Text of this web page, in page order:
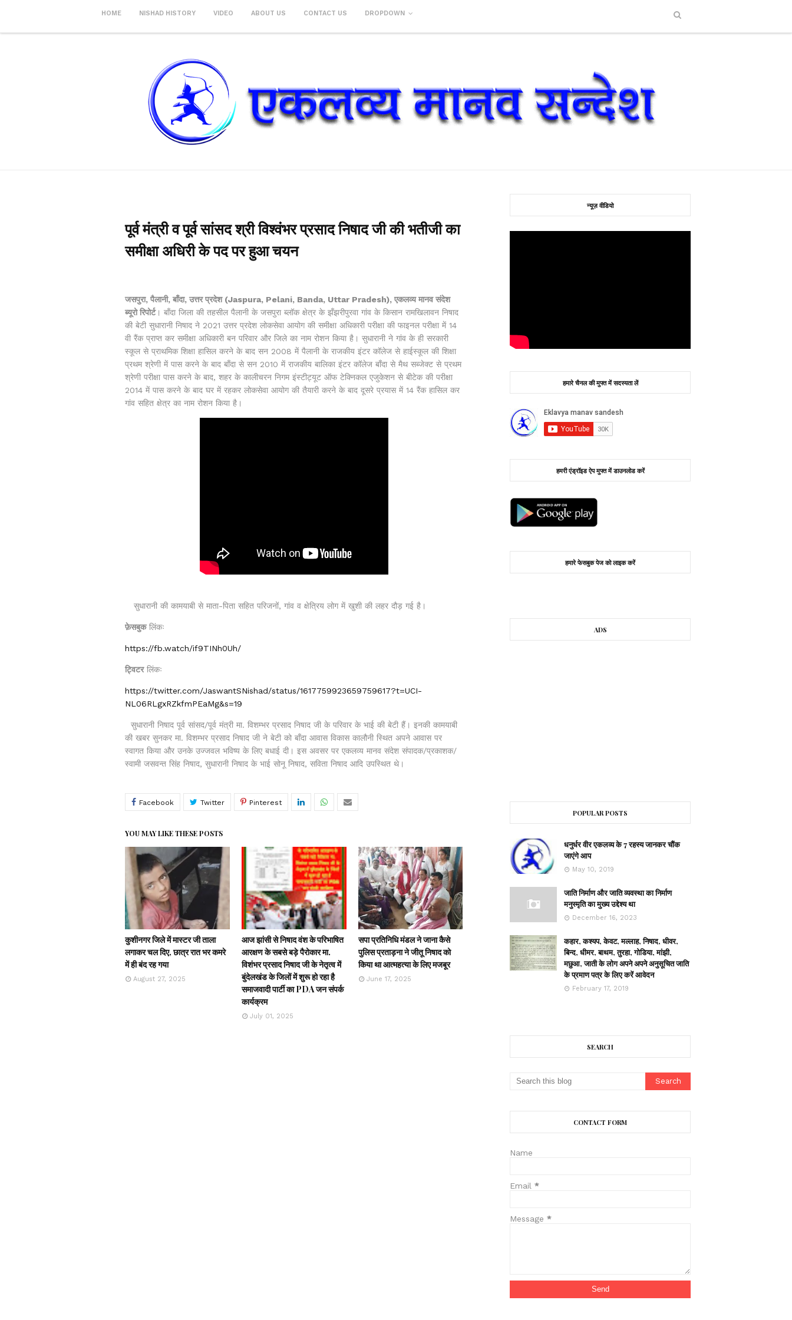
HOME NISHAD HISTORY VIDEO ABOUT US CONTACT US DROPDOWN
पूर्व मंत्री व पूर्व सांसद श्री विश्वंभर प्रसाद निषाद जी की भतीजी का
समीक्षा अधिरी के पद पर हुआ चयन
जसपुरा, पैलानी, बाँदा, उत्तर प्रदेश (Jaspura, Pelani, Banda, Uttar Pradesh), एकलव्य मानव संदेश
ब्यूरो रिपोर्ट। बाँदा जिला की तहसील पैलानी के जसपुरा ब्लॉक क्षेत्र के झँझरीपुरवा गांव के किसान रामखिलावन निषाद
की बेटी सुधारानी निषाद ने 2021 उत्तर प्रदेश लोकसेवा आयोग की समीक्षा अधिकारी परीक्षा की फाइनल परीक्षा में 14
वी रैंक प्राप्त कर समीक्षा अधिकारी बन परिवार और जिले का नाम रोशन किया है। सुधारानी ने गांव के ही सरकारी
स्कूल से प्राथमिक शिक्षा हासिल करने के बाद सन 2008 में पैलानी के राजकीय इंटर कॉलेज से हाईस्कूल की शिक्षा
प्रथम श्रेणी में पास करने के बाद बाँदा से सन 2010 में राजकीय बालिका इंटर कॉलेज बाँदा से मैथ सब्जेक्ट से प्रथम
श्रेणी परीक्षा पास करने के बाद, शहर के कालीचरन निगम इंस्टीट्यूट ऑफ टेक्निकल एजुकेशन से बीटेक की परीक्षा
2014 में पास करने के बाद घर में रहकर लोकसेवा आयोग की तैयारी करने के बाद दूसरे प्रयास में 14 रैंक हासिल कर
गांव सहित क्षेत्र का नाम रोशन किया है।
सुधारानी की कामयाबी से माता-पिता सहित परिजनों, गांव व क्षेत्रिय लोग में खुशी की लहर दौड़ गई है।
फ़ेसबुकलिंकः
https://fb.watch/if9TINh0Uh/
ट्विटरलिंकः
https://twitter.com/JaswantSNishad/status/1617759923659759617?t=UCI-
NL06RLgxRZkfmPEaMg&s=19
सुधारानी निषाद पूर्व सांसद/पूर्व मंत्री मा. विशम्भर प्रसाद निषाद जी के परिवार के भाई की बेटी हैं। इनकी कामयाबी
की खबर सुनकर मा. विशम्भर प्रसाद निषाद जी ने बेटी को बाँदा आवास विकास कालौनी स्थित अपने आवास पर
स्वागत किया और उनके उज्जवल भविष्य के लिए बधाई दी। इस अवसर पर एकलव्य मानव संदेश संपादक/प्रकाशक/
स्वामी जसवन्त सिंह निषाद, सुधारानी निषाद के भाई सोनू निषाद, सविता निषाद आदि उपस्थित थे।
YOU MAY LIKE THESE POSTS
कुशीनगर जिले में मास्टर जी ताला
लगाकर चल दिए, छात्र रात भर कमरे
में ही बंद रह गया
August 27, 2025
आज झांसी से निषाद वंश के परिभाषित
आरक्षण के सबसे बड़े पैरोकार मा.
विशंभर प्रसाद निषाद जी के नेतृत्व में
बुंदेलखंड के जिलों में शुरू हो रहा है
समाजवादी पार्टी का PDA जन संपर्क
कार्यक्रम
July 01, 2025
सपा प्रतिनिधि मंडल ने जाना कैसे
पुलिस प्रताड़ना ने जीतू निषाद को
किया था आत्महत्या के लिए मजबूर
June 17, 2025
न्यूज़ वीडियो
हमारे चैनल की मुफ्त में सदस्यता लें
हमरी एंड्रॉइड ऐप मुफ्त में डाउनलोड करें
हमारे फेसबुक पेज को लाइक करें
ADS
POPULAR POSTS
धनुर्धर वीर एकलव्य के 7 रहस्य जानकर चौंक
जाएंगे आप
May 10, 2019
जाति निर्माण और जाति व्यवस्था का निर्माण
मनुस्मृति का मुख्य उद्देश्य था
December 16, 2023
कहार, कश्यप, केवट, मल्लाह, निषाद, धीवर,
बिन्द, धीमर, बाथम, तुरहा, गोडिया, मांझी,
मछुआ, जाती के लोग अपने अपने अनुसूचित जाति
के प्रमाण पत्र के लिए करें आवेदन
February 17, 2019
SEARCH
CONTACT FORM
Name
Email*
Message*